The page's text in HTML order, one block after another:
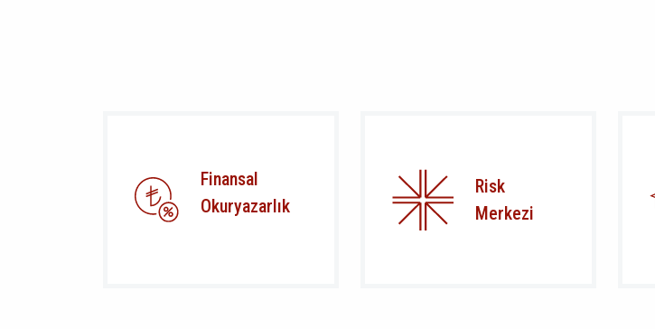
Finansal
Okuryazarlık
Risk
Merkezi